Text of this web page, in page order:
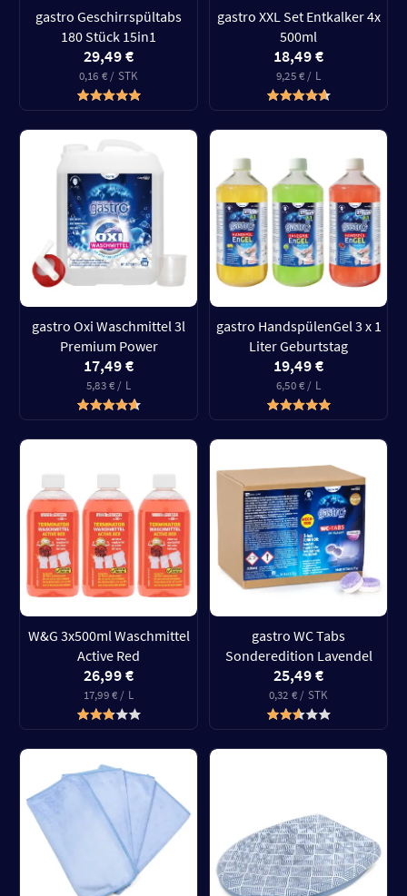
gastro Geschirrspültabs
180 Stück 15in1
29,49 €
0,16 € / STK
gastro XXL Set Entkalker 4x
500ml
18,49 €
9,25 € / L
gastro Oxi Waschmittel 3l
Premium Power
17,49 €
5,83 € / L
gastro HandspülenGel 3 x 1
Liter Geburtstag
19,49 €
6,50 € / L
W&G 3x500ml Waschmittel
Active Red
26,99 €
17,99 € / L
gastro WC Tabs
Sonderedition Lavendel
25,49 €
0,32 € / STK